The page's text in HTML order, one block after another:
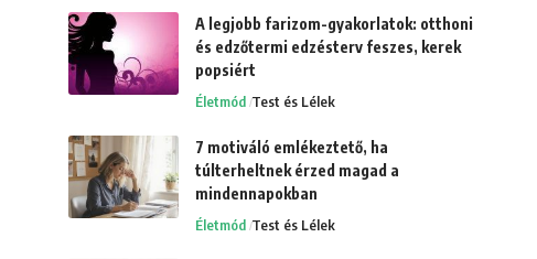
A legjobb farizom-gyakorlatok: otthoni
és edzőtermi edzésterv feszes, kerek
popsiért
Életmód Test és Lélek
7 motiváló emlékeztető, ha
túlterheltnek érzed magad a
mindennapokban
Életmód Test és Lélek